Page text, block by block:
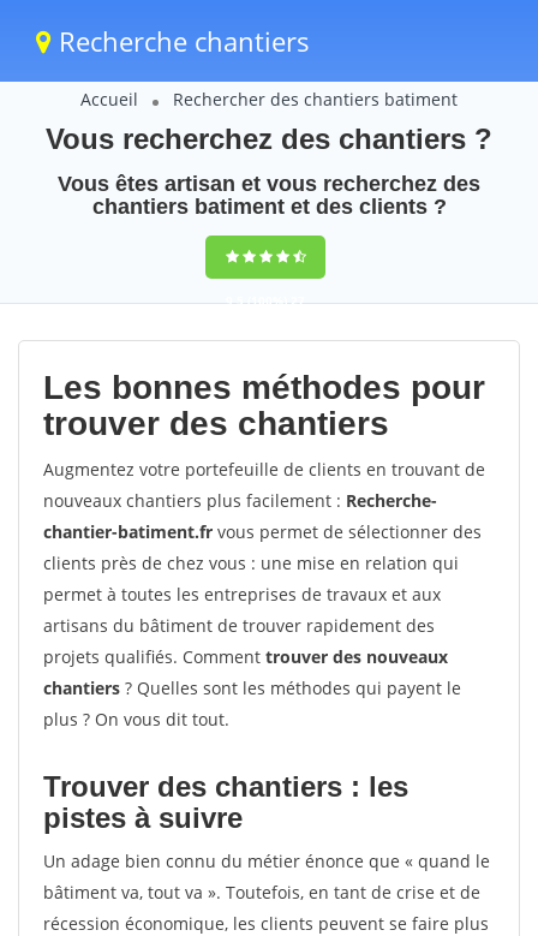
Recherche chantiers
Accueil Rechercher des chantiers batiment
Vous recherchez des chantiers ?
Vous êtes artisan et vous recherchez des
chantiers batiment et des clients ?
9,5(100%)27
votes
Les bonnes méthodes pour
trouver des chantiers
Augmentez votre portefeuille de clients en trouvant de
nouveaux chantiers plus facilement : Recherche-
chantier-batiment.fr vous permet de sélectionner des
clients près de chez vous : une mise en relation qui
permet à toutes les entreprises de travaux et aux
artisans du bâtiment de trouver rapidement des
projets qualifiés. Comment trouver des nouveaux
chantiers ? Quelles sont les méthodes qui payent le
plus ? On vous dit tout.
Trouver des chantiers : les
pistes à suivre
Un adage bien connu du métier énonce que « quand le
bâtiment va, tout va ». Toutefois, en tant de crise et de
récession économique, les clients peuvent se faire plus